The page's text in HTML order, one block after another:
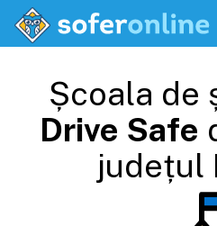
Școala de
Drive Safe
județul